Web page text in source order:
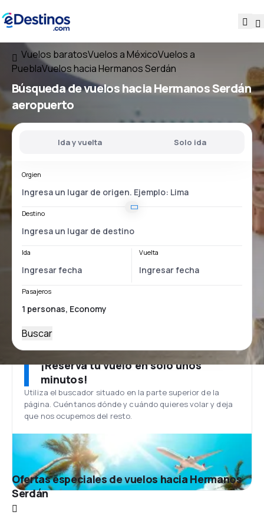
Vuelos baratosVuelos a MéxicoVuelos a
PueblaVuelos hacia Hermanos Serdán
Búsqueda de vueloshaciaHermanos Serdán
aeropuerto
Ida y vuelta Solo ida
Orgien
Destino
Ida Vuelta
Pasajeros
Buscar
¡Reserva tu vuelo en solo unos
minutos!
Utiliza el buscador situado en la parte superior de la
página. Cuéntanos dónde y cuándo quieres volar y deja
que nos ocupemos del resto.
Ofertas especiales de vuelos hacia Hermanos
Serdán